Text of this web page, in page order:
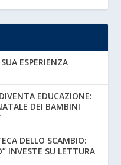
ESPERIENZA
EDUCAZIONE:
DEI BAMBINI
DELLO SCAMBIO:
INVESTE SU LETTURA